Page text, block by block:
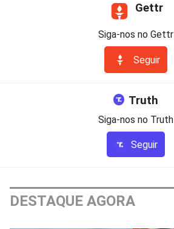
Gettr
Siga-nos no Gettr
Seguir
Truth
Siga-nos no Truth
Seguir
DESTAQUE AGORA